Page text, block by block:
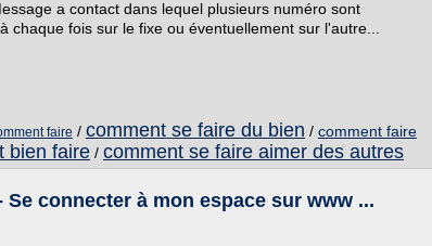
a contact dans lequel plusieurs numéro sont
chaque fois sur le fixe ou éventuellement sur l'autre...
faire / comment se faire du bien / comment faire
bien faire / comment se faire aimer des autres
Se connecter à mon espace sur www ...